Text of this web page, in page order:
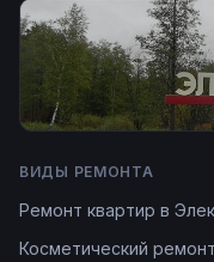
ВИДЫ РЕМОНТА
Ремонт квартир в
Косметический ремонт